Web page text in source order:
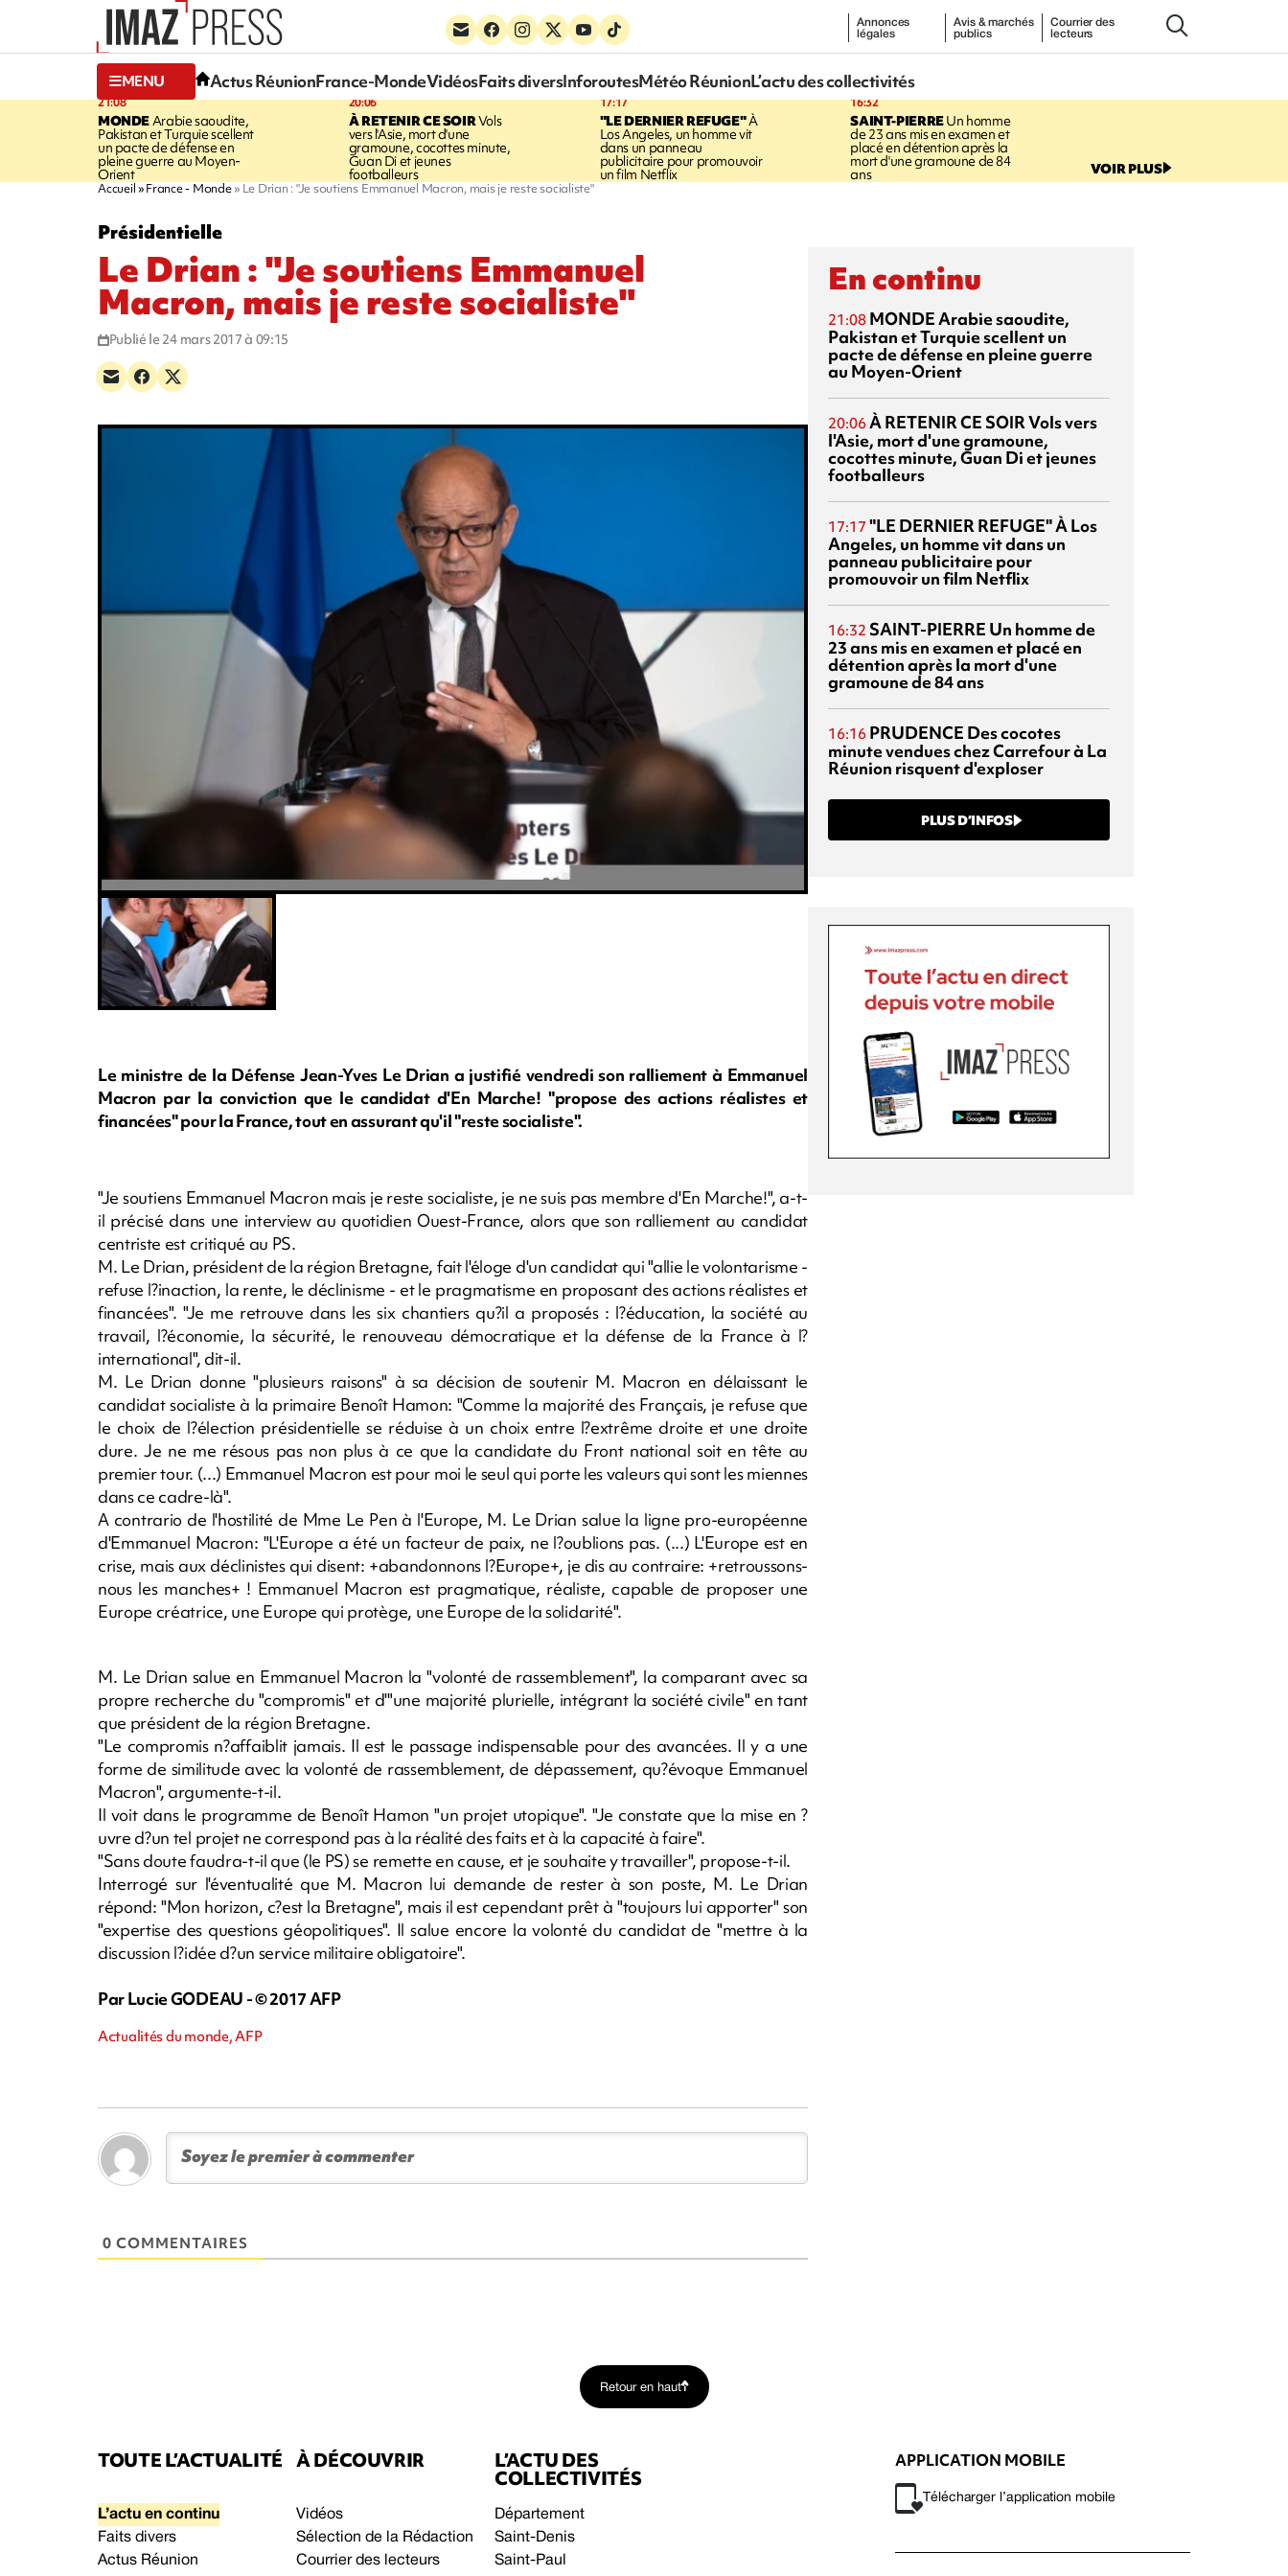
Annonces
légales
Avis & marchés
publics
Courrier des
lecteurs
MENU Actus RéunionFrance-MondeVidéosFaits diversInforoutesMétéo RéunionL’actu des collectivités
21:08
MONDE Arabie saoudite,
Pakistan et Turquie scellent
un pacte de défense en
pleine guerre au Moyen-
Orient
20:06
À RETENIR CE SOIRVols
vers l'Asie, mort d'une
gramoune, cocottes minute,
Guan Di et jeunes
footballeurs
17:17
"LE DERNIER REFUGE"À
Los Angeles, un homme vit
dans un panneau
publicitaire pour promouvoir
un film Netflix
16:32
SAINT-PIERREUn homme
de 23 ans mis en examen et
placé en détention après la
mort d'une gramoune de 84
ans VOIR PLUS
Accueil France - Monde Le Drian : "Je soutiens Emmanuel Macron, mais je reste socialiste"
Présidentielle
Le Drian : "Je soutiens Emmanuel
Macron, mais je reste socialiste"
Publié le 24 mars 2017 à 09:15
Le ministre de la Défense Jean-Yves Le Drian a justifié vendredi son ralliement à Emmanuel
Macron par la conviction que le candidat d'En Marche! "propose des actions réalistes et
financées" pour la France, tout en assurant qu'il "reste socialiste".
"Je soutiens Emmanuel Macron mais je reste socialiste, je ne suis pas membre d'En Marche!", a-t-
il précisé dans une interview au quotidien Ouest-France, alors que son ralliement au candidat
centriste est critiqué au PS.
M. Le Drian, président de la région Bretagne, fait l'éloge d'un candidat qui "allie le volontarisme -
refuse l?inaction, la rente, le déclinisme - et le pragmatisme en proposant des actions réalistes et
financées". "Je me retrouve dans les six chantiers qu?il a proposés : l?éducation, la société au
travail, l?économie, la sécurité, le renouveau démocratique et la défense de la France à l?
international", dit-il.
M. Le Drian donne "plusieurs raisons" à sa décision de soutenir M. Macron en délaissant le
candidat socialiste à la primaire Benoît Hamon: "Comme la majorité des Français, je refuse que
le choix de l?élection présidentielle se réduise à un choix entre l?extrême droite et une droite
dure. Je ne me résous pas non plus à ce que la candidate du Front national soit en tête au
premier tour. (...) Emmanuel Macron est pour moi le seul qui porte les valeurs qui sont les miennes
dans ce cadre-là".
A contrario de l'hostilité de Mme Le Pen à l'Europe, M. Le Drian salue la ligne pro-européenne
d'Emmanuel Macron: "L'Europe a été un facteur de paix, ne l?oublions pas. (...) L'Europe est en
crise, mais aux déclinistes qui disent: +abandonnons l?Europe+, je dis au contraire: +retroussons-
nous les manches+ ! Emmanuel Macron est pragmatique, réaliste, capable de proposer une
Europe créatrice, une Europe qui protège, une Europe de la solidarité".
M. Le Drian salue en Emmanuel Macron la "volonté de rassemblement", la comparant avec sa
propre recherche du "compromis" et d'"une majorité plurielle, intégrant la société civile" en tant
que président de la région Bretagne.
"Le compromis n?affaiblit jamais. Il est le passage indispensable pour des avancées. Il y a une
forme de similitude avec la volonté de rassemblement, de dépassement, qu?évoque Emmanuel
Macron", argumente-t-il.
Il voit dans le programme de Benoît Hamon "un projet utopique". "Je constate que la mise en ?
uvre d?un tel projet ne correspond pas à la réalité des faits et à la capacité à faire".
"Sans doute faudra-t-il que (le PS) se remette en cause, et je souhaite y travailler", propose-t-il.
Interrogé sur l'éventualité que M. Macron lui demande de rester à son poste, M. Le Drian
répond: "Mon horizon, c?est la Bretagne", mais il est cependant prêt à "toujours lui apporter" son
"expertise des questions géopolitiques". Il salue encore la volonté du candidat de "mettre à la
discussion l?idée d?un service militaire obligatoire".
Par Lucie GODEAU - © 2017 AFP
Actualités du monde, AFP
0 COMMENTAIRES
En continu
21:08 MONDEArabie saoudite,
Pakistan et Turquie scellent un
pacte de défense en pleine guerre
au Moyen-Orient
20:06À RETENIR CE SOIRVols vers
l'Asie, mort d'une gramoune,
cocottes minute, Guan Di et jeunes
footballeurs
17:17 "LE DERNIER REFUGE"À Los
Angeles, un homme vit dans un
panneau publicitaire pour
promouvoir un film Netflix
16:32 SAINT-PIERRE Un homme de
23 ans mis en examen et placé en
détention après la mort d'une
gramoune de 84 ans
16:16 PRUDENCE Des cocotes
minute vendues chez Carrefour à La
Réunion risquent d'exploser
PLUS D’INFOS
Retour en haut
TOUTE L’ACTUALITÉ
L’actu en continu
Faits divers
Actus Réunion
À DÉCOUVRIR
Vidéos
Sélection de la Rédaction
Courrier des lecteurs
L’ACTU DES
COLLECTIVITÉS
Département
Saint-Denis
Saint-Paul
APPLICATION MOBILE
Télécharger l’application mobile